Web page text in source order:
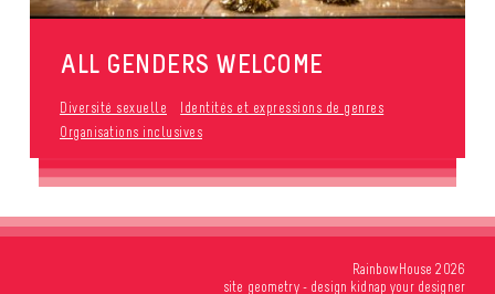
ALL GENDERS WELCOME
Diversité sexuelle
Identités et expressions de genres
Organisations inclusives
RainbowHouse 2026
site geometry- design kidnap your designer